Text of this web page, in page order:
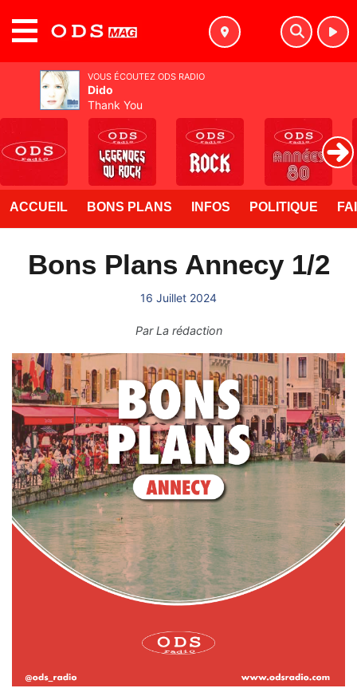
ACCUEIL BONS PLANS INFOS POLITIQUE
Bons Plans Annecy 1/2
16 Juillet 2024
ParLa rédaction
VOUS ÉCOUTEZ ODS RADIO
Dido
Thank You